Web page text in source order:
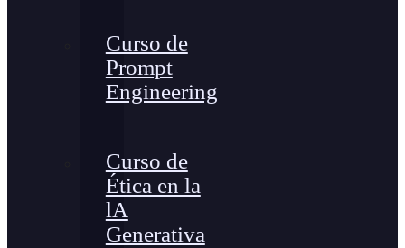
Curso de
Prompt
Engineering
Curso de
Ética en la
lA
Generativa